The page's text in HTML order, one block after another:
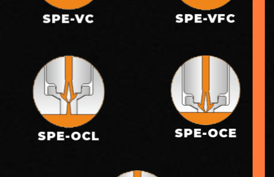
SPE-VC SPE-VFC
SPE-OCL SPE-OCE